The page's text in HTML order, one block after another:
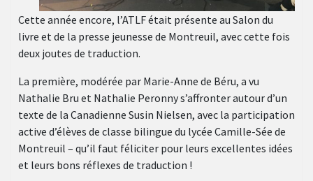
Cette année encore, l’ATLF était présente au Salon du
livre et de la presse jeunesse de Montreuil, avec cette fois
deux joutes de traduction.
La première, modérée par Marie-Anne de Béru, a vu
Nathalie Bru et Nathalie Peronny s’affronter autour d’un
texte de la Canadienne Susin Nielsen, avec la participation
active d’élèves de classe bilingue du lycée Camille-Sée de
Montreuil – qu’il faut féliciter pour leurs excellentes idées
et leurs bons réflexes de traduction !